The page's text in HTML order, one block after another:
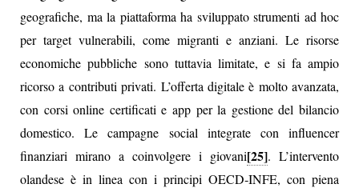
geografiche, ma la piattaforma ha sviluppato strumenti ad hoc
per target vulnerabili, come migranti e anziani. Le risorse
economiche pubbliche sono tuttavia limitate, e si fa ampio
ricorso a contributi privati. L’offerta digitale è molto avanzata,
con corsi online certificati e app per la gestione del bilancio
domestico. Le campagne social integrate con influencer
finanziari mirano a coinvolgere i giovani[25]. L’intervento
olandese è in linea con i principi OECD‑INFE, con piena